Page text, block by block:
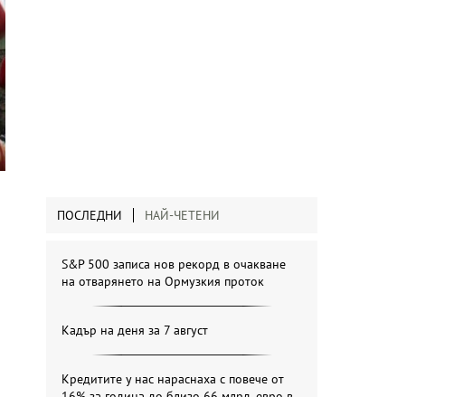
ПОСЛЕДНИ НАЙ-ЧЕТЕНИ
S&P 500 записа нов рекорд в очакване
на отварянето на Ормузкия проток
Кадър на деня за 7 август
Кредитите у нас нараснаха с повече от